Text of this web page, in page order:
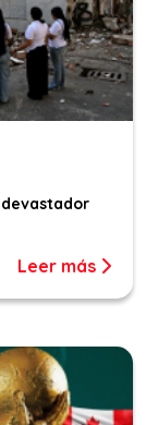
Leer más